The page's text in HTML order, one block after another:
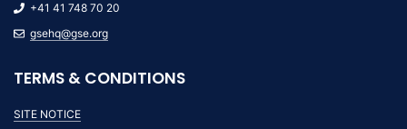
+41 41 748 70 20
gsehq@gse.org
TERMS & CONDITIONS
SITE NOTICE